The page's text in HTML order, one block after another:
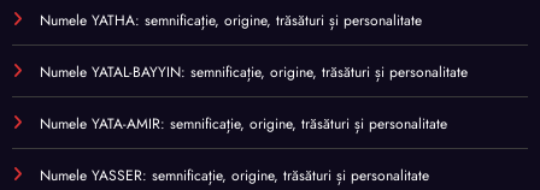
Numele YATHA: semnificație, origine, trăsături și personalitate
Numele YATAL-BAYYIN: semnificație, origine, trăsături și personalitate
Numele YATA-AMIR: semnificație, origine, trăsături și personalitate
Numele YASSER: semnificație, origine, trăsături și personalitate